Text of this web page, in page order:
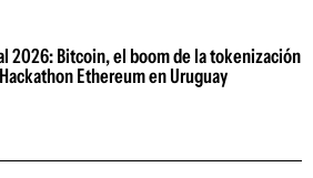
2026: Bitcoin, el boom de la tokenización
Ethereum en Uruguay